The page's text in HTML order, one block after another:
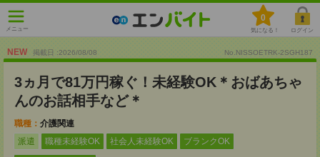
メニュー
0
気になる！ ログイン
NEW 掲載日 :2026/08/08 No.NISSOETRK-2SGH187
3ヵ月で81万円稼ぐ！未経験OK＊おばあちゃ
んのお話相手など＊
職種： 介護関連
派遣
職種未経験OK 社会人未経験OK ブランクOK